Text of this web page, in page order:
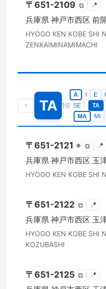
〒651-2109 ⧉ 📍
兵庫県 神戸市西区 前
HYOGO KEN KOBE SHI
ZENKAIMINAMIMACHI
↑ TA 16
A E
SE
TA
MA
MI
〒651-2121 ※ ⧉ 📍
兵庫県 神戸市西区 玉
HYOGO KEN KOBE SHI
〒651-2122 ⧉ 📍
兵庫県 神戸市西区 玉
HYOGO KEN KOBE SHI
KOZUBASHI
〒651-2125 ⧉ 📍